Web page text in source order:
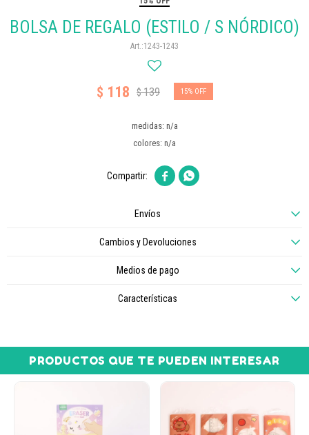
BOLSA DE REGALO (ESTILO / S NÓRDICO)
1243-1243
$ 118 $139 15
medidas: n/a
colores: n/a
 
Envíos
Cambios y Devoluciones
Medios de pago
Características
PRODUCTOS QUE TE PUEDEN INTERESAR